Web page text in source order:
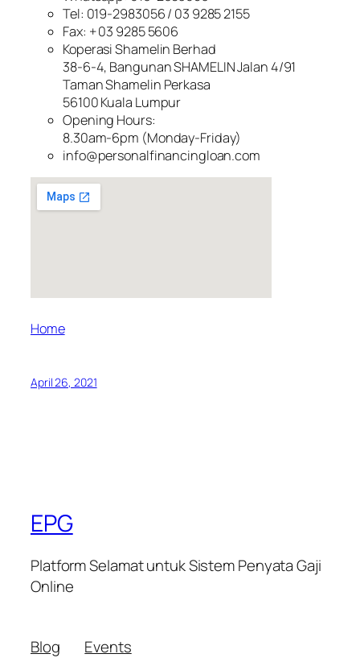
Tel: 019-2983056 / 03 9285 2155
Fax: + 03 9285 5606
Koperasi Shamelin Berhad
38-6-4, Bangunan SHAMELIN Jalan 4/91
Taman Shamelin Perkasa
56100 Kuala Lumpur
Opening Hours:
8.30am-6pm (Monday-Friday)
info@personalfinancingloan.com
Home
April 26, 2021
EPG
Platform Selamat untuk Sistem Penyata Gaji
Online
Blog
Events